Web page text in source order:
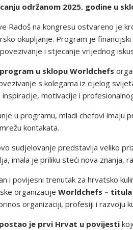
održanom 2025. godine u
Radoš na kongresu ostvareno je
okupljanje. Program je
i stjecanje vrijednog
u sklopu Worldchefs
s kolegama iz cijelog
inspiracije, motivacije i
u programu, mladi chefovi imaju
kontakata.
sudjelovanje predstavlja veliko
imala je priliku steći nova znanja,
i povijesni trenutak za hrvatsko
organizacije Worldchefs –
organizaciji, profesiji i razvoju
postao je prvi Hrvat u povijesti